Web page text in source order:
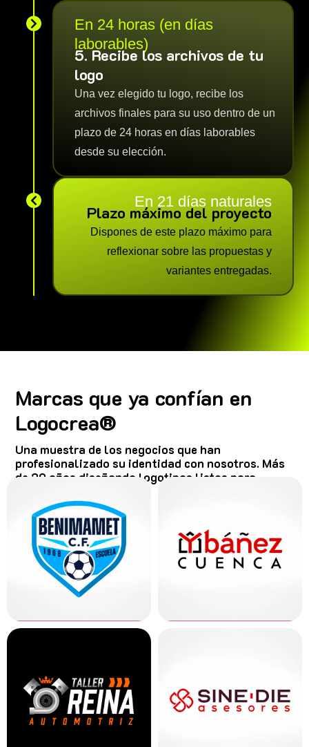

En 24 horas (en días
laborables)
5. Recibe los archivos de tu
logo
Una vez elegido tu logo, recibe los
archivos finales para su uso dentro de un
plazo de 24 horas en días laborables
desde su elección.
 En 21 días naturales
Plazo máximo del proyecto
Dispones de este plazo máximo para
reflexionar sobre las propuestas y
variantes entregadas.
Marcas que ya confían en
Logocrea®
Una muestra de los negocios que han
profesionalizado su identidad con nosotros. Más
de 20 años diseñando logotipos listos para